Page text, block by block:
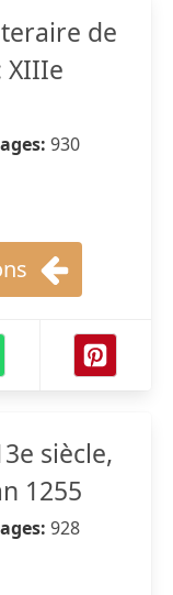
de
XIIIe
930
siècle,
1255
928